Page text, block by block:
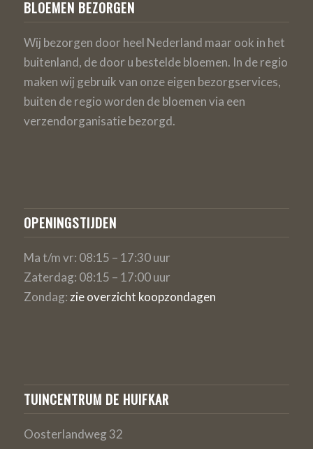
BLOEMEN BEZORGEN
Wij bezorgen door heel Nederland maar ook in het
buitenland, de door u bestelde bloemen. In de regio
maken wij gebruik van onze eigen bezorgservices,
buiten de regio worden de bloemen via een
verzendorganisatie bezorgd.
OPENINGSTIJDEN
Ma t/m vr: 08:15 – 17:30 uur
Zaterdag: 08:15 – 17:00 uur
Zondag:zie overzicht koopzondagen
TUINCENTRUM DE HUIFKAR
Oosterlandweg 32